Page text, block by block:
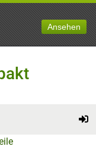
Ansehen